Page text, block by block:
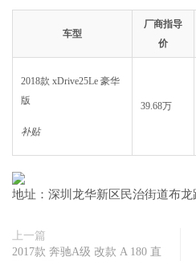
车型
厂商指导
价
2018款 xDrive25Le 豪华
版
补贴
39.68万
地址：深圳龙华新区民治街道布
上一篇
2017款 奔驰A级 改款 A 180 直